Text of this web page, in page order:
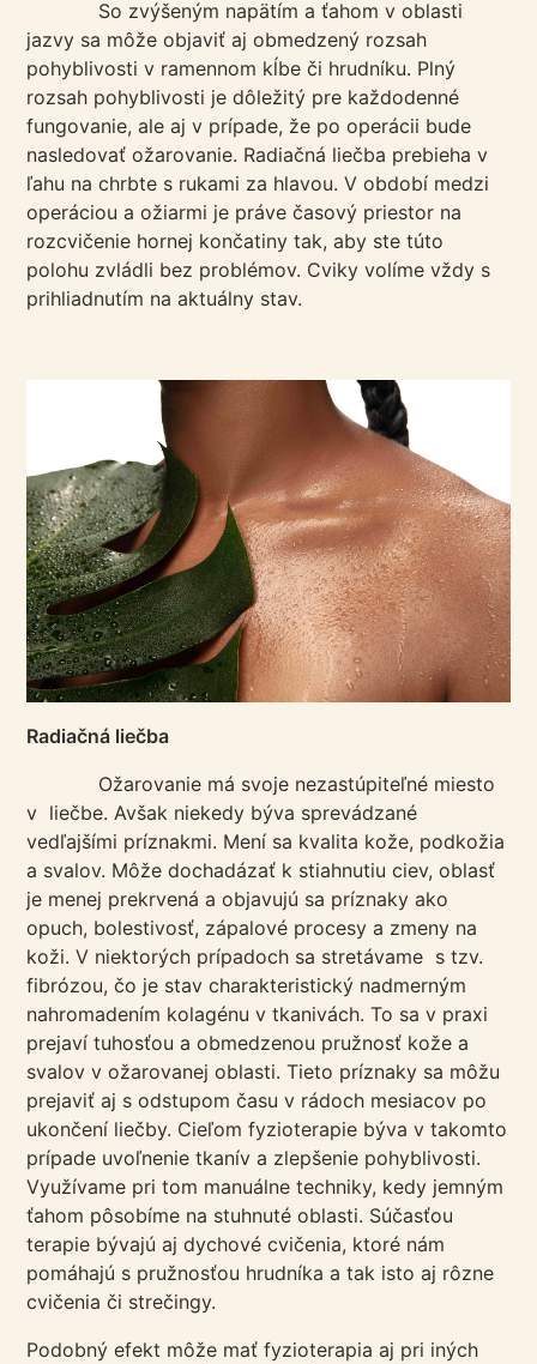
So zvýšeným napätím a ťahom v oblasti
jazvy sa môže objaviť aj obmedzený rozsah
pohyblivosti v ramennom kĺbe či hrudníku. Plný
rozsah pohyblivosti je dôležitý pre každodenné
fungovanie, ale aj v prípade, že po operácii bude
nasledovať ožarovanie. Radiačná liečba prebieha v
ľahu na chrbte s rukami za hlavou. V období medzi
operáciou a ožiarmi je práve časový priestor na
rozcvičenie hornej končatiny tak, aby ste túto
polohu zvládli bez problémov. Cviky volíme vždy s
prihliadnutím na aktuálny stav.
Radiačná liečba
Ožarovanie má svoje nezastúpiteľné miesto
v liečbe. Avšak niekedy býva sprevádzané
vedľajšími príznakmi. Mení sa kvalita kože, podkožia
a svalov. Môže dochadázať k stiahnutiu ciev, oblasť
je menej prekrvená a objavujú sa príznaky ako
opuch, bolestivosť, zápalové procesy a zmeny na
koži. V niektorých prípadoch sa stretávame s tzv.
fibrózou, čo je stav charakteristický nadmerným
nahromadením kolagénu v tkanivách. To sa v praxi
prejaví tuhosťou a obmedzenou pružnosť kože a
svalov v ožarovanej oblasti. Tieto príznaky sa môžu
prejaviť aj s odstupom času v rádoch mesiacov po
ukončení liečby. Cieľom fyzioterapie býva v takomto
prípade uvoľnenie tkanív a zlepšenie pohyblivosti.
Využívame pri tom manuálne techniky, kedy jemným
ťahom pôsobíme na stuhnuté oblasti. Súčasťou
terapie bývajú aj dychové cvičenia, ktoré nám
pomáhajú s pružnosťou hrudníka a tak isto aj rôzne
cvičenia či strečingy.
Podobný efekt môže mať fyzioterapia aj pri iných